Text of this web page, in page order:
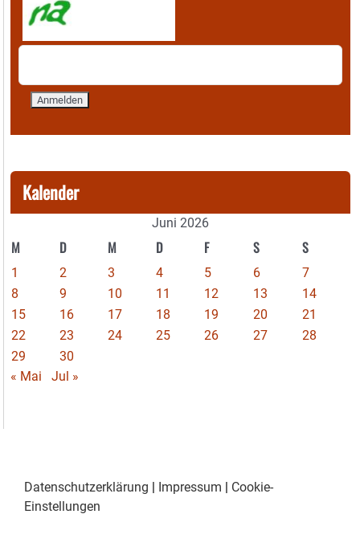
Kalender
Juni 2026
M D M D F S S
1 2 3 4 5 6
7
8
9 10 11 12 13
14
15
16 17 18 19 20
21
22
23 24 25 26 27
28
29
30
« Mai
Jul »
Datenschutzerklärung | Impressum | Cookie-
Einstellungen